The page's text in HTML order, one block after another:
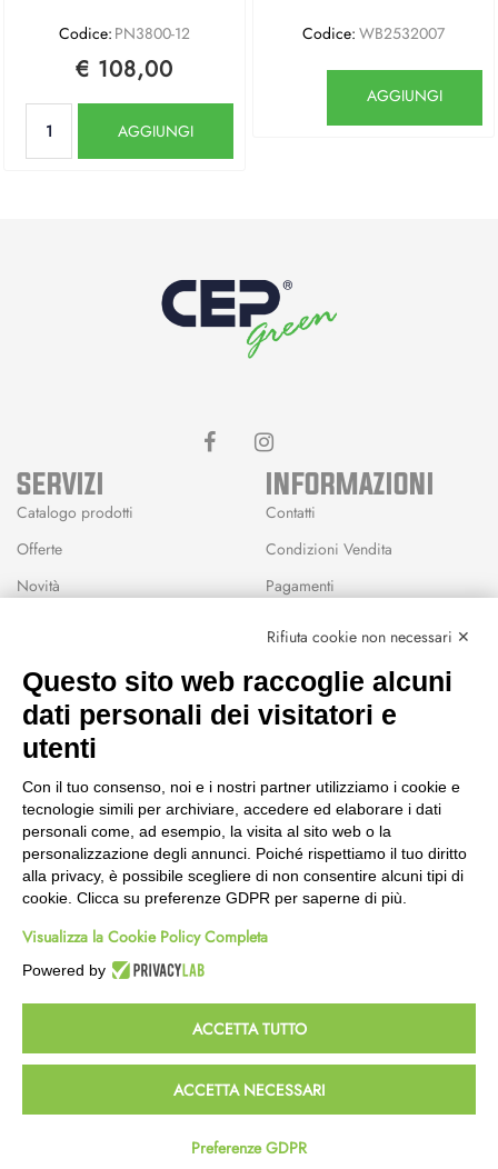
Codice: PN3800-12
€ 108,00
AGGIUNGI
Codice: WB2532007
AGGIUNGI
SERVIZI
Catalogo prodotti
Offerte
Novità
Wishlist
INFORMAZIONI
Contatti
Condizioni Vendita
Pagamenti
CEP GREEN
Fanano (MO)
059 8676485
349 9202419
388 8659473
info@cepgreen.com
Orario
Dal lunedì al venerdì
8:00 – 12:30 / 13:30 - 19:00
8:30 – 12:30 / 15:30 - 19:00
© 2023 Powered & Designed byPassepartout
Termini e Condizioni Privacy e Cookie Policy
Rifiuta cookie non necessari ✕
Questo sito web raccoglie alcuni
dati personali dei visitatori e
utenti
Con il tuo consenso, noi e i nostri partner utilizziamo i cookie e
tecnologie simili per archiviare, accedere ed elaborare i dati
personali come, ad esempio, la visita al sito web o la
personalizzazione degli annunci. Poiché rispettiamo il tuo diritto
alla privacy, è possibile scegliere di non consentire alcuni tipi di
cookie. Clicca su preferenze GDPR per saperne di più.
Visualizza la Cookie Policy Completa
Powered by
ACCETTA TUTTO
ACCETTA NECESSARI
Preferenze GDPR